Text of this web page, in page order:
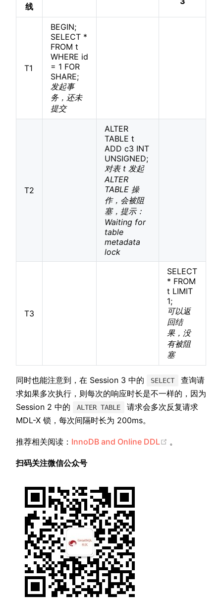
线
T1
BEGIN;
SELECT *
FROM t
WHERE id
= 1 FOR
SHARE;
发起事
务，还未
提交
T2
ALTER
TABLE t
ADD c3 INT
UNSIGNED;
对表 t 发起
ALTER
TABLE 操
作，会被阻
塞，提示：
Waiting for
table
metadata
lock
T3
SELECT
* FROM
t LIMIT
1;
可以返
回结
果，没
有被阻
塞
同时也能注意到，在 Session 3 中的 SELECT
查询请
求如果多次执行，则每次的响应时长是不一样的，因为
Session 2 中的
ALTER TABLE
请求会多次反复请求
MDL-X 锁，每次间隔时长为 200ms。
推荐相关阅读： InnoDB and Online DDL 。
扫码关注微信公众号